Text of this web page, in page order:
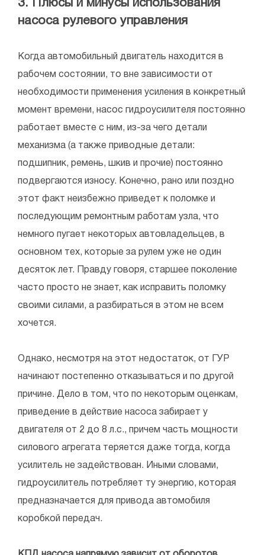
3. Плюсы и минусы использования
насоса рулевого управления
Когда автомобильный двигатель находится в
рабочем состоянии, то вне зависимости от
необходимости применения усиления в конкретный
момент времени, насос гидроусилителя постоянно
работает вместе с ним, из-за чего детали
механизма (а также приводные детали:
подшипник, ремень, шкив и прочие) постоянно
подвергаются износу. Конечно, рано или поздно
этот факт неизбежно приведет к поломке и
последующим ремонтным работам узла, что
немного пугает некоторых автовладельцев, в
основном тех, которые за рулем уже не один
десяток лет. Правду говоря, старшее поколение
часто просто не знает, как исправить поломку
своими силами, а разбираться в этом не всем
хочется.
Однако, несмотря на этот недостаток, от ГУР
начинают постепенно отказываться и по другой
причине. Дело в том, что по некоторым оценкам,
приведение в действие насоса забирает у
двигателя от 2 до 8 л.с., причем часть мощности
силового агрегата теряется даже тогда, когда
усилитель не задействован. Иными словами,
гидроусилитель потребляет ту энергию, которая
предназначается для привода автомобиля
коробкой передач.